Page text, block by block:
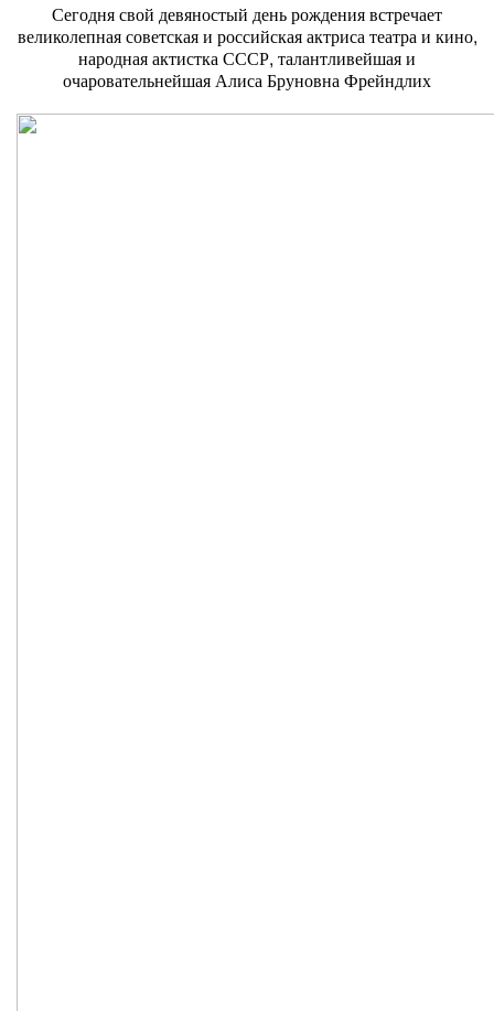
Сегодня свой девяностый день рождения встречает
великолепная советская и российская актриса театра и кино,
народная актистка СССР, талантливейшая и
очаровательнейшая Алиса Бруновна Фрейндлих